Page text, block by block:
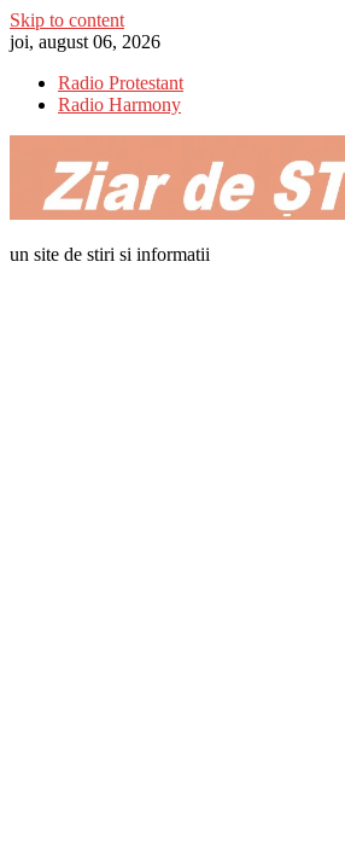
Skip to content
joi, august 06, 2026
Radio Protestant
Radio Harmony
un site de stiri si informatii